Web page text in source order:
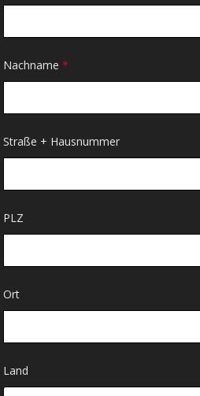
Nachname*
Straße + Hausnummer
PLZ
Ort
Land